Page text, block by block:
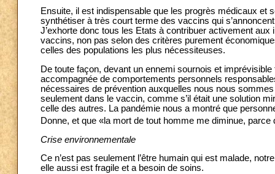
Ensuite, il est indispensable que les progrès médicaux et
synthétiser à très court terme des vaccins qui
J’exhorte donc tous les Etats à contribuer activement
vaccins, non pas selon des critères purement
celles des populations les plus nécessiteuses.
De toute façon, devant un ennemi sournois et
accompagnée de comportements personnels
nécessaires de prévention auxquelles nous nous
seulement dans le vaccin, comme s’il était une solution
celle des autres. La pandémie nous a montré que
Donne, et que «la mort de tout homme me diminue, parce
Crise environnementale
Ce n’est pas seulement l’être humain qui est malade,
elle aussi est fragile et a besoin de soins.